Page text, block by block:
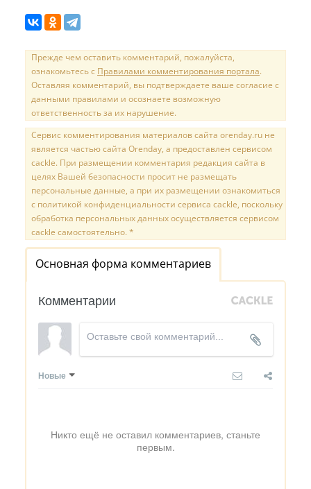
Прежде чем оставить комментарий, пожалуйста,
ознакомьтесь с Правилами комментирования портала.
Оставляя комментарий, вы подтверждаете ваше согласие с
данными правилами и осознаете возможную
ответственность за их нарушение.
Сервис комментирования материалов сайта orenday.ru не
является частью сайта Orenday, а предоставлен сервисом
cackle. При размещении комментария редакция сайта в
целях Вашей безопасности просит не размещать
персональные данные, а при их размещении ознакомиться
с политикой конфиденциальности сервиса cackle, поскольку
обработка персональных данных осуществляется сервисом
cackle самостоятельно. *
Основная форма комментариев
Комментарии
Новые
Никто ещё не оставил комментариев, станьте
первым.